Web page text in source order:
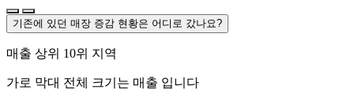
기존에 있던 매장 증감 현황은 어디로 갔나요?
매출 상위 10위 지역
가로 막대 전체 크기는 매출 입니다